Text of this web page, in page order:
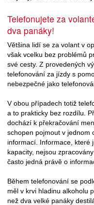
Telefonujete za
dva panáky!
Většina lidí se za volant v
však vcelku bez problémů
své cesty. Z provedených
telefonování za jízdy s
nebezpečné jako
V obou případech totiž
a to prakticky bez rozdílu.
dochází k překračování
schopen pojmout v jednom
informací. Informace, které
kapacity, nejsou
často jedná právě o
Během telefonování se
měl v krvi hladinu alkoholu
než dva velké panáky